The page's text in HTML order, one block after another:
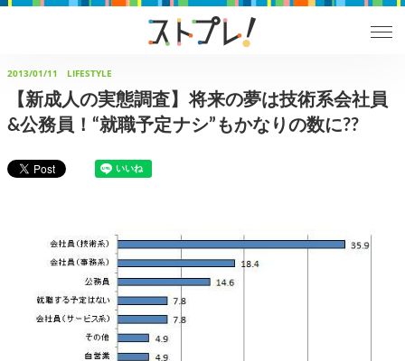
2013/01/11 LIFESTYLE
【新成人の実態調査】将来の夢は技術系会社員
&公務員！“就職予定ナシ”もかなりの数に??